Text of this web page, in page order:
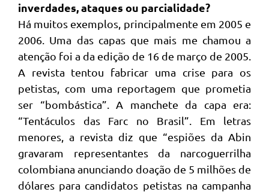
inverdades, ataques ou parcialidade?
Há muitos exemplos, principalmente em 2005 e
2006. Uma das capas que mais me chamou a
atenção foi a da edição de 16 de março de 2005.
A revista tentou fabricar uma crise para os
petistas, com uma reportagem que prometia
ser “bombástica”. A manchete da capa era:
“Tentáculos das Farc no Brasil”. Em letras
menores, a revista diz que “espiões da Abin
gravaram representantes da narcoguerrilha
colombiana anunciando doação de 5 milhões de
dólares para candidatos petistas na campanha